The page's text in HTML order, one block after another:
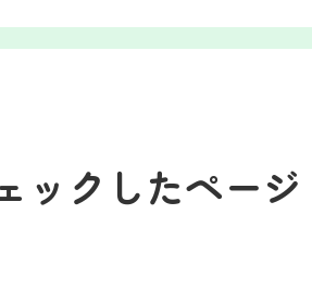
ックしたページ